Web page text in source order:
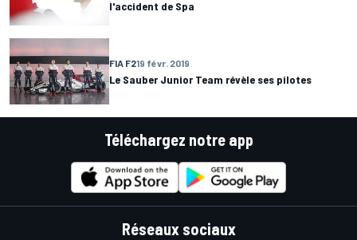
l'accident de Spa
FIA F219 févr. 2019
Le Sauber Junior Team révèle ses pilotes
Téléchargez notre app
Réseaux sociaux